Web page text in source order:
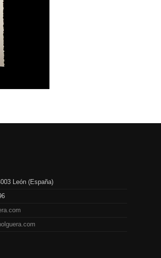
León (España)